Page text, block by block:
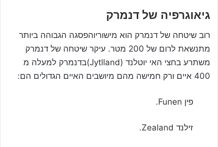
גיאוגרפיה של דנמרק
רוב שיטחה של דנמרק הוא מישוריוהפסגה הגבוהה ביותר
מתנשאת לרום של 200 מטר. עיקר שיטחה של דנמרק
משתרע בחצי האי יוטלנד (Jytlland)בדנמרק למעלה מ
400 איים ורק חמישה מהם מיושבים האיים הגדולים הם:
פין Funen.
זילנד Zealand.